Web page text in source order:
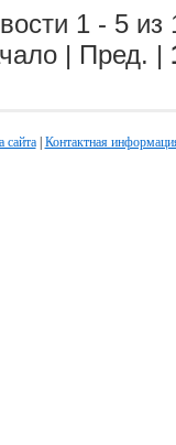
1 - 5 из
| Пред. |
сайта| Контактная